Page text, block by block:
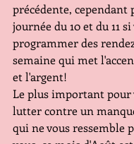
précédente, cependant
journée du 10 et du 11
programmer des
semaine qui met
et l'argent!
Le plus important pour
lutter contre un
qui ne vous ressemble